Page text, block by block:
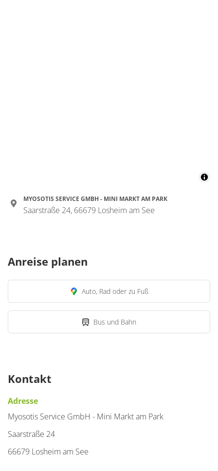
MYOSOTIS SERVICE GMBH - MINI MARKT AM PARK
Saarstraße 24, 66679 Losheim am See
Anreise planen
Auto, Rad oder zu Fuß
Bus und Bahn
Kontakt
Adresse
Myosotis Service GmbH - Mini Markt am Park
Saarstraße 24
66679 Losheim am See